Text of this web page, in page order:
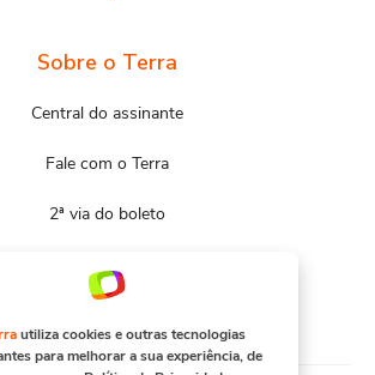
Sobre o Terra
Central do assinante
Fale com o Terra
2ª via do boleto
utiliza cookies e outras tecnologias
para melhorar a sua experiência, de